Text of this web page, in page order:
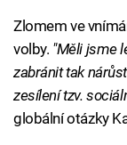
Zlomem ve
volby. "Měli jsme
zabránit tak
zesílení tzv.
globální otázky